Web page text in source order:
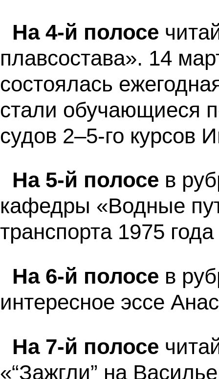
На 4-й полосе
плавсостава». 14
состоялась
стали обучающиеся
судов 2–5-го курсов
На 5-й полосе в
кафедры «Водные
транспорта 1975
На 6-й полосе в
интересное эссе
На 7-й полосе
«“Зажгли” на